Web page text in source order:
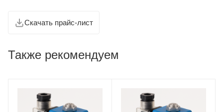
Скачать прайс-лист
Также рекомендуем